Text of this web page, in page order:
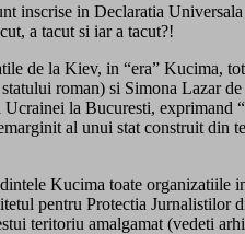
inscrise in Declaratia
a tacut si iar a tacut?!
de la Kiev, in “era” Kucima,
roman) si Simona Lazar
la Bucuresti,
al unui stat construit
Kucima toate organizatiile
pentru Protectia
teritoriu amalgamat (vedeti